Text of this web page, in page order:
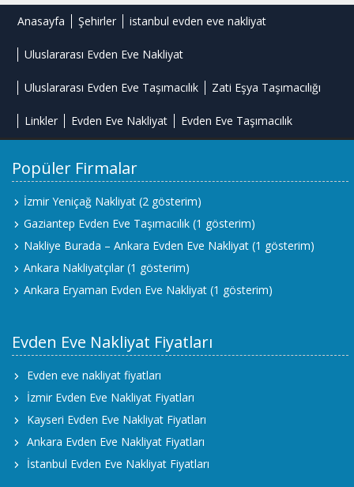
Anasayfa Şehirler istanbul evden eve nakliyat
Uluslararası Evden Eve Nakliyat
Uluslararası Evden Eve Taşımacılık Zati Eşya Taşımacılığı
Linkler Evden Eve Nakliyat Evden Eve Taşımacılık
Popüler Firmalar
İzmir Yeniçağ Nakliyat (2 gösterim)
Gaziantep Evden Eve Taşımacılık (1 gösterim)
Nakliye Burada – Ankara Evden Eve Nakliyat (1 gösterim)
Ankara Nakliyatçılar (1 gösterim)
Ankara Eryaman Evden Eve Nakliyat (1 gösterim)
Evden Eve Nakliyat Fiyatları
Evden eve nakliyat fiyatları
İzmir Evden Eve Nakliyat Fiyatları
Kayseri Evden Eve Nakliyat Fiyatları
Ankara Evden Eve Nakliyat Fiyatları
İstanbul Evden Eve Nakliyat Fiyatları